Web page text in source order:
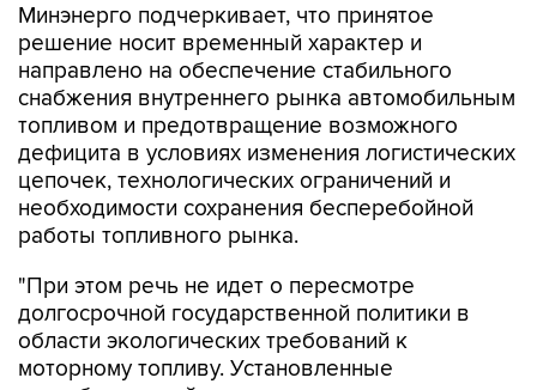
Минэнерго подчеркивает, что принятое
решение носит временный характер и
направлено на обеспечение стабильного
снабжения внутреннего рынка автомобильным
топливом и предотвращение возможного
дефицита в условиях изменения логистических
цепочек, технологических ограничений и
необходимости сохранения бесперебойной
работы топливного рынка.
"При этом речь не идет о пересмотре
долгосрочной государственной политики в
области экологических требований к
моторному топливу. Установленные